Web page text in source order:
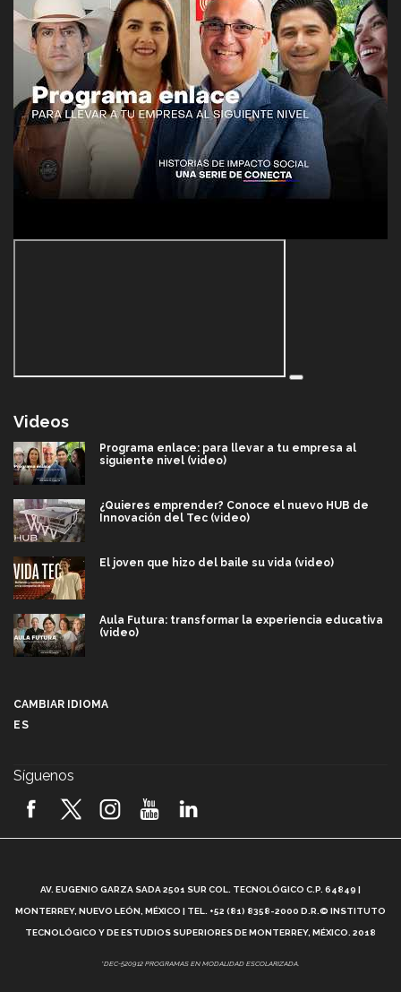
Videos
Programa enlace: para llevar a tu empresa al
siguiente nivel (video)
¿Quieres emprender? Conoce el nuevo HUB de
Innovación del Tec (video)
El joven que hizo del baile su vida (video)
Aula Futura: transformar la experiencia educativa
(video)
2026! (video)
¿Cómo es el Modelo Educativo Tec? (video)
Vida Tec: Feminismo e Inteligencia Artificial, Paola
CAMBIAR IDIOMA
ES
Síguenos
AV. EUGENIO GARZA SADA 2501 SUR COL. TECNOLÓGICO C.P. 64849 |
MONTERREY, NUEVO LEÓN, MÉXICO | TEL. +52 (81) 8358-2000 D.R.© INSTITUTO
TECNOLÓGICO Y DE ESTUDIOS SUPERIORES DE MONTERREY, MÉXICO. 2018
*DEC-520912 PROGRAMAS EN MODALIDAD ESCOLARIZADA.